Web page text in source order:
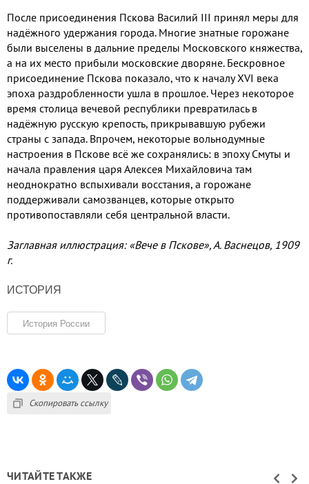
После присоединения Пскова Василий III принял меры для
надёжного удержания города. Многие знатные горожане
были выселены в дальние пределы Московского княжества,
а на их место прибыли московские дворяне. Бескровное
присоединение Пскова показало, что к началуXVI века
эпоха раздробленности ушла в прошлое. Через некоторое
время столица вечевой республики превратилась в
надёжную русскую крепость, прикрывавшую рубежи
страны с запада. Впрочем, некоторые вольнодумные
настроения в Пскове всё же сохранялись: в эпоху Смуты и
начала правления царя Алексея Михайловича там
неоднократно вспыхивали восстания, а горожане
поддерживали самозванцев, которые открыто
противопоставляли себя центральной власти.
Заглавная иллюстрация: «Вече в Пскове»,А. Васнецов, 1909
г.
ИСТОРИЯ
История России
Скопировать ссылку
ЧИТАЙТЕ ТАКЖЕ